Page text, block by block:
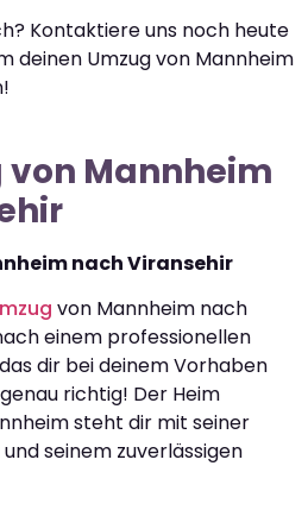
Kontaktiere uns noch heute
deinen Umzug von Mannheim
Mannheim
nach Viransehir
von Mannheim nach
einem professionellen
dir bei deinem Vorhaben
richtig! Der Heim
steht dir mit seiner
seinem zuverlässigen